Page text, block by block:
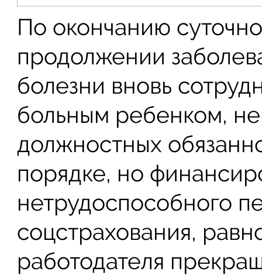
По окончанию
продолжении
болезни вновь
больным ребенком,
должностных
порядке, но
нетрудоспособного
соцстрахования,
работодателя